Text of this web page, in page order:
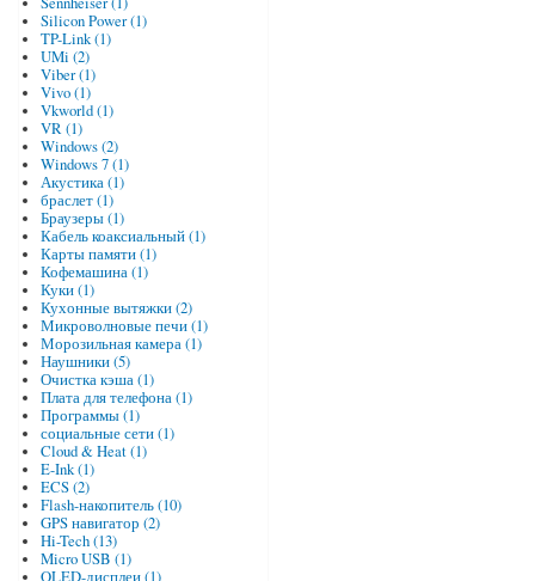
Silicon Power (1)
TP-Link (1)
UMi (2)
Viber (1)
Vivo (1)
Vkworld (1)
VR (1)
Windows (2)
Windows 7 (1)
Акустика (1)
браслет (1)
Браузеры (1)
Кабель коаксиальный (1)
Карты памяти (1)
Кофемашина (1)
Куки (1)
Кухонные вытяжки (2)
Микроволновые печи (1)
Морозильная камера (1)
Наушники (5)
Очистка кэша (1)
Плата для телефона (1)
Программы (1)
социальные сети (1)
Cloud & Heat (1)
E-Ink (1)
ECS (2)
Flash-накопитель (10)
GPS навигатор (2)
Hi-Tech (13)
Micro USB (1)